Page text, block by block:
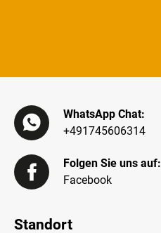
WhatsApp Chat:
+491745606314
Folgen Sie uns auf:
Facebook
Standort